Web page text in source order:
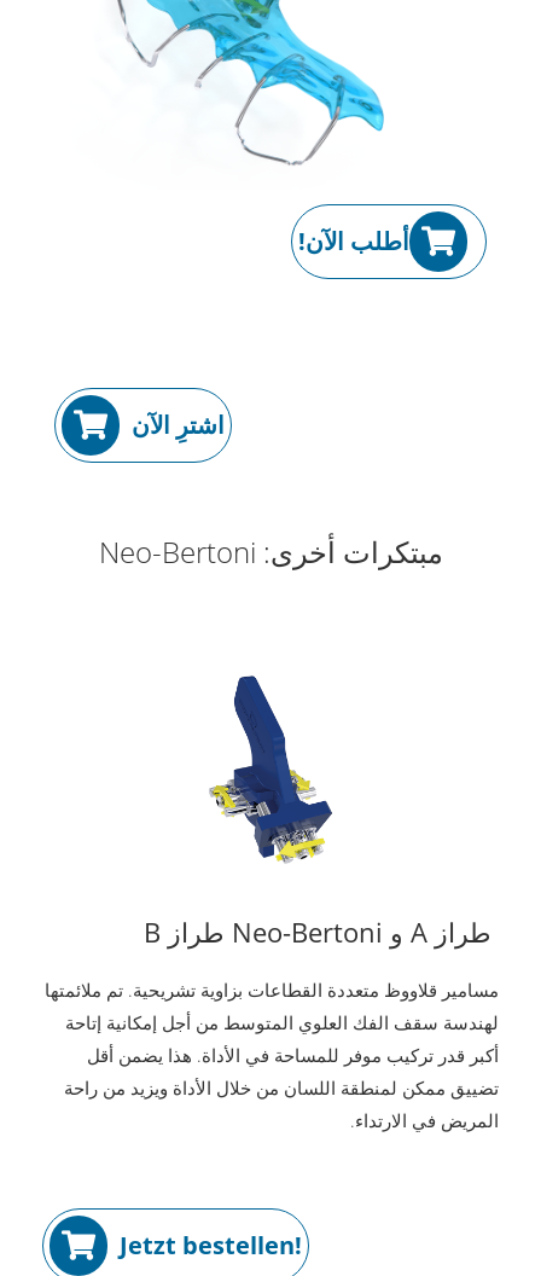
أطلب الآن!
اشترِ الآن
مبتكرات أخرى: Neo-Bertoni
طراز A و Neo-Bertoni طراز B
مسامير قلاووظ متعددة القطاعات بزاوية تشريحية. تم ملائمتها
لهندسة سقف الفك العلوي المتوسط ​​من أجل إمكانية إتاحة
أكبر قدر تركيب موفر للمساحة في الأداة. هذا يضمن أقل
تضييق ممكن لمنطقة اللسان من خلال الأداة ويزيد من راحة
المريض في الارتداء.
Jetzt bestellen!